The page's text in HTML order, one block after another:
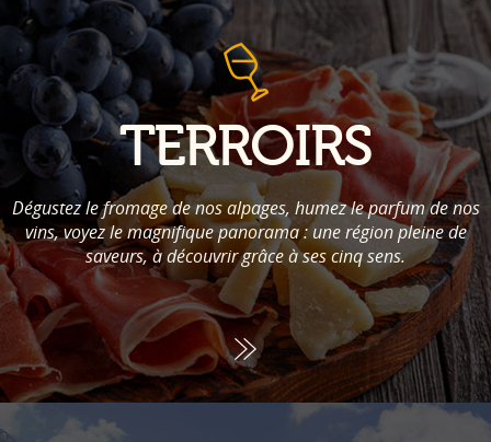
TERROIRS
Dégustez le fromage de nos alpages, humez le parfum de nos
vins, voyez le magnifique panorama : une région pleine de
saveurs, à découvrir grâce à ses cinq sens.